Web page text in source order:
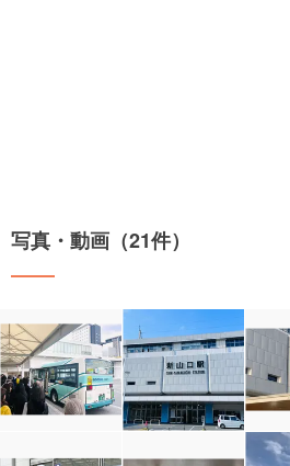
写真・動画（21件）